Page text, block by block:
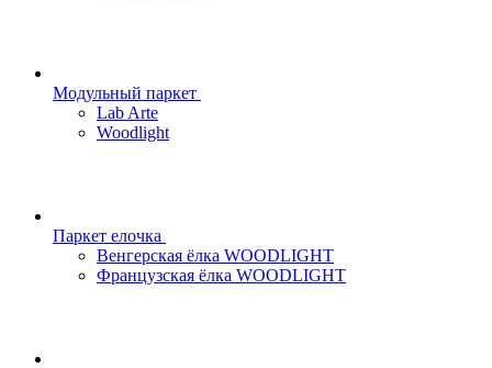
Модульный паркет
Lab Arte
Woodlight
Паркет елочка
Венгерская ёлка WOODLIGHT
Французская ёлка WOODLIGHT